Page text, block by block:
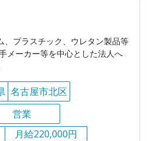
、プラスチック、ウレタン製品等
メーカー等を中心とした法人へ
名古屋市北区
営業
月給220,000円